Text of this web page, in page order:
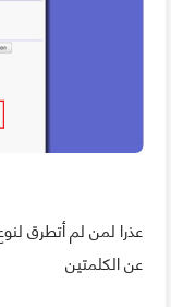
عذرا لمن لم أتطرق
عن الكلمتين